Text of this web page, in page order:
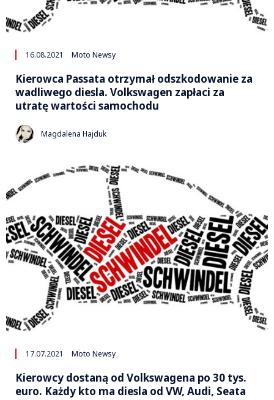
16.08.2021 Moto Newsy
Kierowca Passata otrzymał odszkodowanie za
wadliwego diesla. Volkswagen zapłaci za
utratę wartości samochodu
Magdalena Hajduk
17.07.2021 Moto Newsy
Kierowcy dostaną od Volkswagena po 30 tys.
euro. Każdy kto ma diesla od VW, Audi, Seata